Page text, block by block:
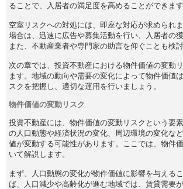
ることで、入居者の満足度を高めることができます
空室リスクへの対処には、即座な対応が求められ
場合は、迅速に広告や募集活動を行い、入居者の
また、不動産業者や専門家の助言を仰ぐことも検
次の章では、投資不動産における物件価値の変動
ます。地域の動向や需要の変化によって物件価値
スクを把握し、適切な運用を行いましょう。
物件価値の変動リスク
投資不動産には、物件価値の変動リスクという要
の人口動態や経済状況の変化、周辺環境の変化な
値が変動する可能性があります。ここでは、物件
いて解説します。
まず、人口動態の変化が物件価値に影響を与える
ば、人口減少や高齢化が進む地域では、賃貸需要